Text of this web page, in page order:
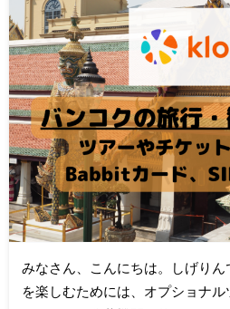
みなさん、こんにちは。しげり
を楽しむためには、オプショナ